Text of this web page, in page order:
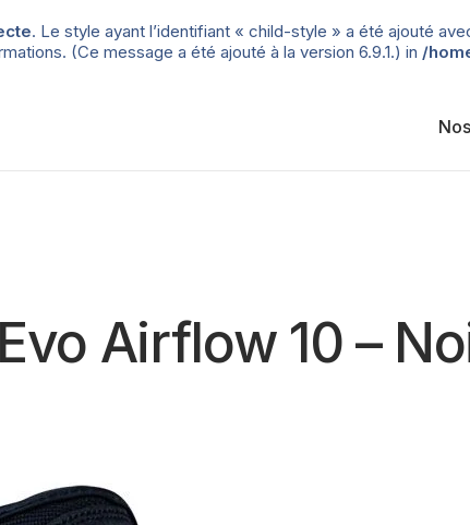
. Le style ayant l’identifiant « child-style » a été ajouté
(Ce message a été ajouté à la version 6.9.1.) in /
Airflow 10 –